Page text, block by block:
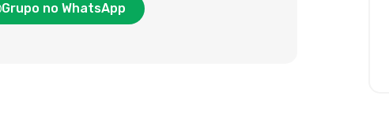
Grupo no WhatsApp